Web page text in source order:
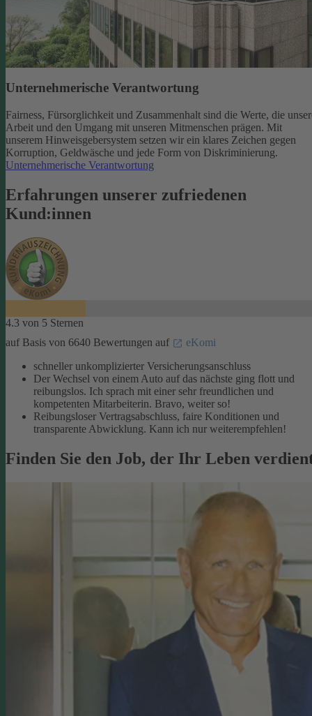
Unternehmerische Verantwortung
Fairness, Fürsorglichkeit und Zusammenhalt sind die Werte, die
Arbeit und den Umgang mit unseren Mitmenschen prägen. Mit
unserem Hinweisgebersystem setzen wir ein klares Zeichen gegen
Korruption, Geldwäsche und jede Form von Diskriminierung.
Unternehmerische Verantwortung
Erfahrungen unserer zufriedenen
Kund:innen
4.3 von 5 Sternen
auf Basis von 6640 Bewertungen auf
eKomi
schneller unkomplizierter Versicherungsanschluss
Der Wechsel von einem Auto auf das nächste ging flott und
reibungslos. Ich sprach mit einer sehr freundlichen und
kompetenten Mitarbeiterin. Bravo, weiter so!
Reibungsloser Vertragsabschluss, faire Konditionen und
transparente Abwicklung. Kann ich nur weiterempfehlen!
Finden Sie den Job, der Ihr Leben